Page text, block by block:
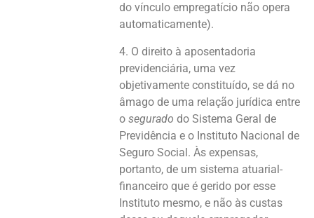
do vínculo empregatício não opera
automaticamente).
4. O direito à aposentadoria
previdenciária, uma vez
objetivamente constituído, se dá no
âmago de uma relação jurídica entre
o segurado do Sistema Geral de
Previdência e o Instituto Nacional de
Seguro Social. Às expensas,
portanto, de um sistema atuarial-
financeiro que é gerido por esse
Instituto mesmo, e não às custas